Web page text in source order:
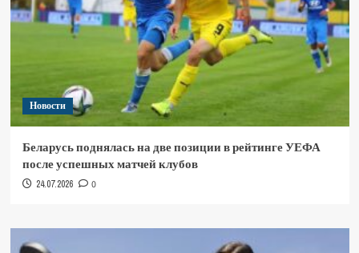
Новости
Беларусь поднялась на две позиции в рейтинге УЕФА
после успешных матчей клубов
24.07.2026 0